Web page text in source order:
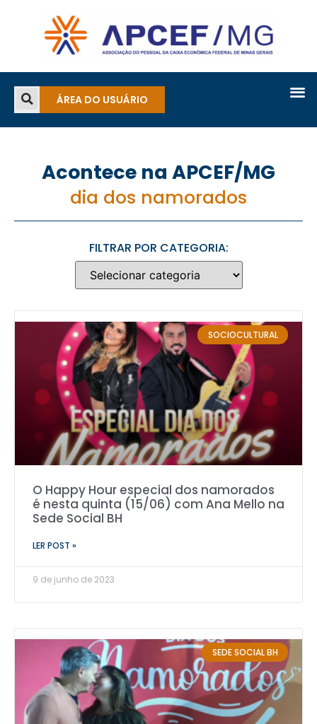
ÁREA DO USUÁRIO
Acontece na APCEF/MG
dia dos namorados
FILTRAR POR CATEGORIA:
SOCIOCULTURAL
O Happy Hour especial dos namorados
é nesta quinta (15/06) com Ana Mello na
Sede Social BH
LER POST »
9 de junho de 2023
SEDE SOCIAL BH